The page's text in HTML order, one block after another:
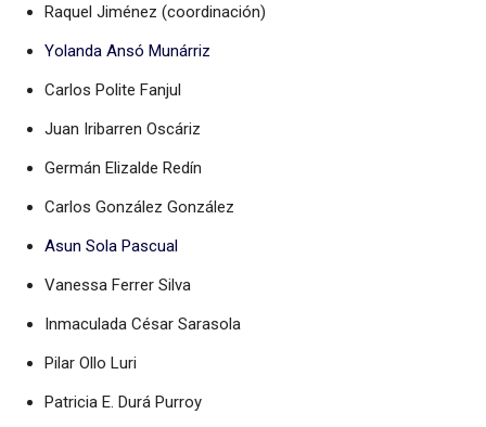
Raquel Jiménez (coordinación)
Yolanda Ansó Munárriz
Carlos Polite Fanjul
Juan Iribarren Oscáriz
Germán Elizalde Redín
Carlos González González
Asun Sola Pascual
Vanessa Ferrer Silva
Inmaculada César Sarasola
Pilar Ollo Luri
Patricia E. Durá Purroy